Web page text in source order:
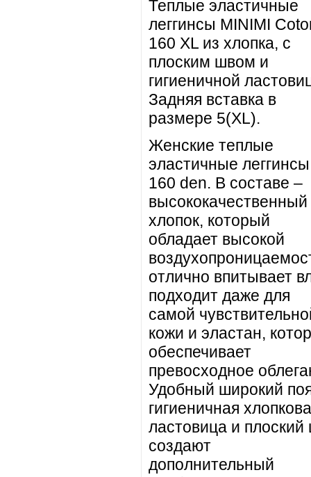
Теплые эластичные
леггинсы MINIMI
160 XL из хлопка, с
плоским швом и
гигиеничной
Задняя вставка в
размере 5(XL).
Женские теплые
эластичные леггинсы
160 den. В составе –
высококачественный
хлопок, который
обладает высокой
отлично впитывает
подходит даже для
самой
кожи и эластан,
обеспечивает
превосходное
Удобный широкий
гигиеничная
ластовица и плоский
создают
дополнительный